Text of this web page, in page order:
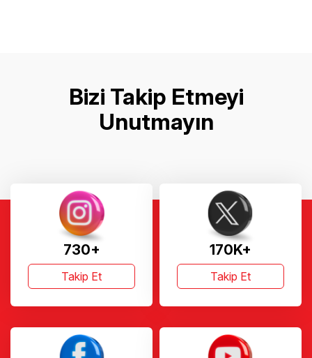
Bizi Takip Etmeyi
Unutmayın
730+
Takip Et
170K+
Takip Et